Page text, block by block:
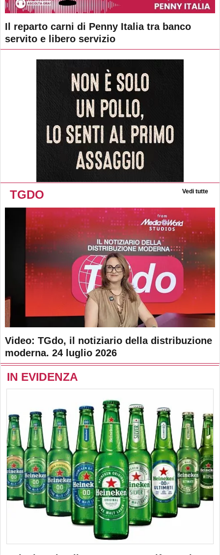
Il reparto carni di Penny Italia tra banco
servito e libero servizio
TGDO Vedi tutte
Video: TGdo, il notiziario della distribuzione
moderna. 24 luglio 2026
IN EVIDENZA